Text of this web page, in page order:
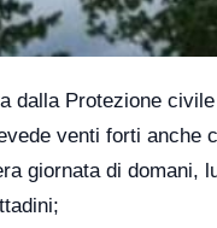
dalla Protezione
venti forti
giornata di domani,